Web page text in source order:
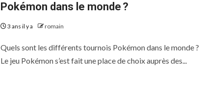
Pokémon dans le monde ?
3 ans il y a romain
Quels sont les différents tournois Pokémon dans le monde ?
Le jeu Pokémon s’est fait une place de choix auprès des...